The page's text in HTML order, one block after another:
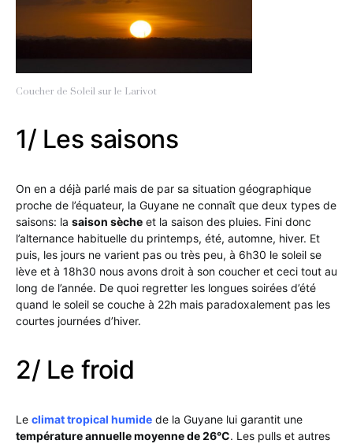
Coucher de Soleil sur le Larivot
1/ Les saisons
On en a déjà parlé mais de par sa situation géographique
proche de l’équateur, la Guyane ne connaît que deux types de
saisons: la saison sèche et la saison des pluies. Fini donc
l’alternance habituelle du printemps, été, automne, hiver. Et
puis, les jours ne varient pas ou très peu, à 6h30 le soleil se
lève et à 18h30 nous avons droit à son coucher et ceci tout au
long de l’année. De quoi regretter les longues soirées d’été
quand le soleil se couche à 22h mais paradoxalement pas les
courtes journées d’hiver.
2/ Le froid
Le climat tropical humide de la Guyane lui garantit une
température annuelle moyenne de 26°C. Les pulls et autres